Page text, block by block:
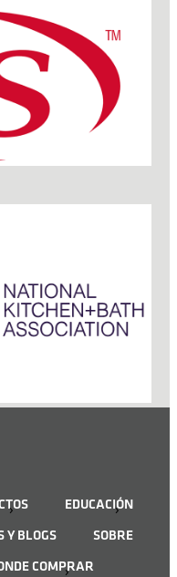
EDUCACIÓN
Y BLOGS
SOBRE
COMPRAR